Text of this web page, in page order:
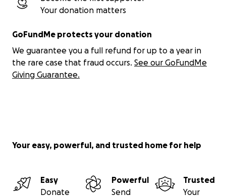
Your donation matters
GoFundMe protects your donation
We guarantee you a full refund for up to a year in
the rare case that fraud occurs. See our GoFundMe
Giving Guarantee.
Your easy, powerful, and trusted home for help
Easy
Donate
Powerful
Send
Trusted
Your